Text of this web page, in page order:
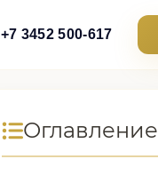
+7 3452 500-617
Оглавление